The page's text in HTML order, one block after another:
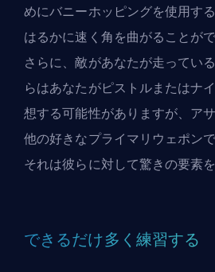
めにバニーホッピングを使用す
はるかに速く角を曲がることが
さらに、敵があなたが走ってい
らはあなたがピストルまたはナ
想する可能性がありますが、ア
他の好きなプライマリウェポン
それは彼らに対して驚きの要素
できるだけ多く練習する